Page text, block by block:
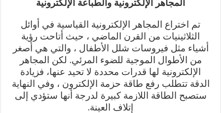
المجاهر الإلكترونية والطباعة الإلكترونية
تم اختراع المجاهر الإلكترونية القياسية في أوائل
الثلاثينيات من القرن الماضي ، حيث أتاحت رؤية
أشياء مثل فيروسات شلل الأطفال ، والتي هي أصغر
من الأطوال الموجية للضوء المرئي. لكن المجاهر
الإلكترونية لها قدرات محددة لا تحيد عنها، فزيادة
الدقة تتطلب رفع طاقة حزمة الإلكترون ، وفي النهاية
ستصبح الطاقة اللازمة كبيرة لدرجة أنها ستؤدي إلى
إتلاف العينة.